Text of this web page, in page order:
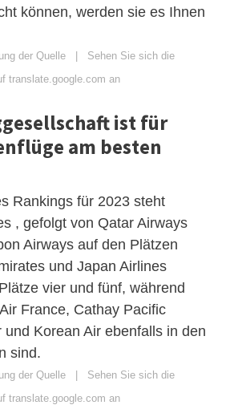
können, werden sie es Ihnen
der Quelle | Sehen Sie sich die
translate.google.com an
ist für
am besten
Rankings für 2023 steht
, gefolgt von Qatar Airways
Airways auf den Plätzen
und Japan Airlines
vier und fünf, während
France, Cathay Pacific
und Korean Air ebenfalls in den
sind.
der Quelle | Sehen Sie sich die
translate.google.com an